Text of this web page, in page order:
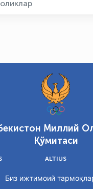
Миллий
Қўмитаси
ALTIUS
Биз ижтимоий